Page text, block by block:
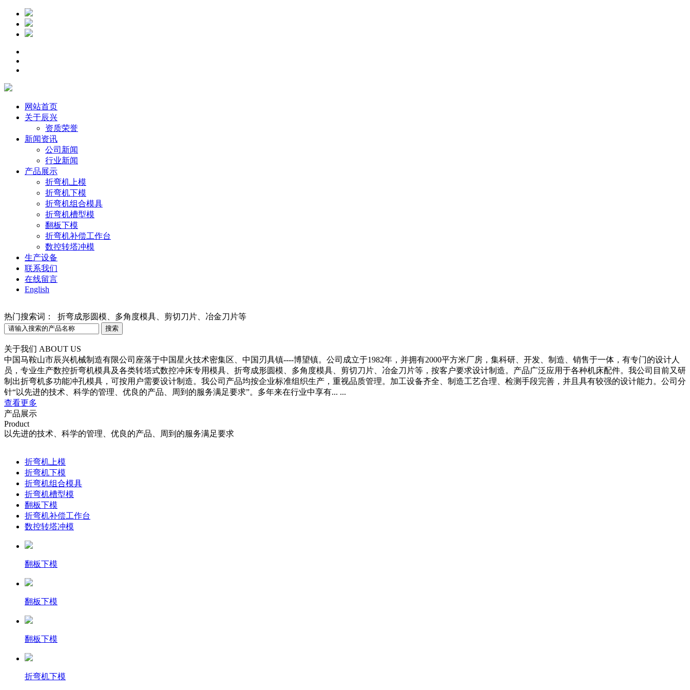
网站首页
关于辰兴
资质荣誉
新闻资讯
公司新闻
行业新闻
产品展示
折弯机上模
折弯机下模
折弯机组合模具
折弯机槽型模
翻板下模
折弯机补偿工作台
数控转塔冲模
生产设备
联系我们
在线留言
English
热门搜索词： 折弯成形圆模、多角度模具、剪切刀片、冶金刀片等
关于我们 ABOUT US
中国马鞍山市辰兴机械制造有限公司座落于中国星火技术密集区、中国刃具镇----博望镇。公司成立于1982年，并拥有2000平方米厂房，集科研、开发、制造、销售于一体，有专门的设计人
员，专业生产数控折弯机模具及各类转塔式数控冲床专用模具、折弯成形圆模、多角度模具、剪切刀片、冶金刀片等，按客户要求设计制造。产品广泛应用于各种机床配件。我公司目前又研
制出折弯机多功能冲孔模具，可按用户需要设计制造。我公司产品均按企业标准组织生产，重视品质管理。加工设备齐全、制造工艺合理、检测手段完善，并且具有较强的设计能力。公司分
针“以先进的技术、科学的管理、优良的产品、周到的服务满足要求”。多年来在行业中享有... ...
查看更多
产品展示
Product
以先进的技术、科学的管理、优良的产品、周到的服务满足要求
折弯机上模
折弯机下模
折弯机组合模具
折弯机槽型模
翻板下模
折弯机补偿工作台
数控转塔冲模
翻板下模
翻板下模
翻板下模
折弯机下模